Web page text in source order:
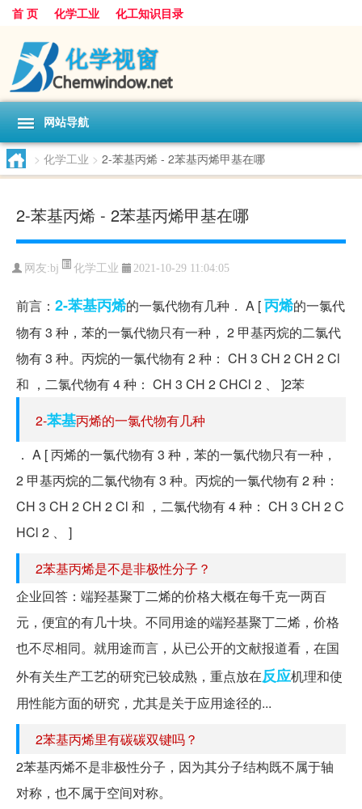
首 页 化学工业 化工知识目录
网站导航
> 化学工业 > 2-苯基丙烯 - 2苯基丙烯甲基在哪
2-苯基丙烯 - 2苯基丙烯甲基在哪
网友:bj 化学工业 2021-10-29 11:04:05
前言： 2-苯基丙烯的一氯代物有几种． A [丙烯的一氯代
物有 3 种，苯的一氯代物只有一种， 2 甲基丙烷的二氯代
物有 3 种。丙烷的一氯代物有 2 种： CH 3 CH 2 CH 2 Cl
和 ，二氯代物有 4 种： CH 3 CH 2 CHCl 2 、 ]2苯
2-苯基丙烯的一氯代物有几种
． A [ 丙烯的一氯代物有 3 种，苯的一氯代物只有一种，
2­ 甲基丙烷的二氯代物有 3 种。丙烷的一氯代物有 2 种：
CH 3 CH 2 CH 2 Cl 和 ，二氯代物有 4 种： CH 3 CH 2 C
HCl 2 、 ]
2苯基丙烯是不是非极性分子？
企业回答：端羟基聚丁二烯的价格大概在每千克一两百
元，便宜的有几十块。不同用途的端羟基聚丁二烯，价格
也不尽相同。就用途而言，从已公开的文献报道看，在国
外有关生产工艺的研究已较成熟，重点放在反应机理和使
用性能方面的研究，尤其是关于应用途径的...
2苯基丙烯里有碳碳双键吗？
2苯基丙烯不是非极性分子，因为其分子结构既不属于轴
对称，也不属于空间对称。